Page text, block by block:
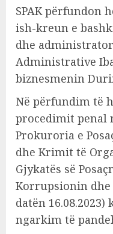
SPAK përfundon
ish-kreun e
dhe
Administrative
biznesmenin
Në përfundim të
procedimit penal
Prokuroria e
dhe Krimit të
Gjykatës së
Korrupsionin
datën
ngarkim të